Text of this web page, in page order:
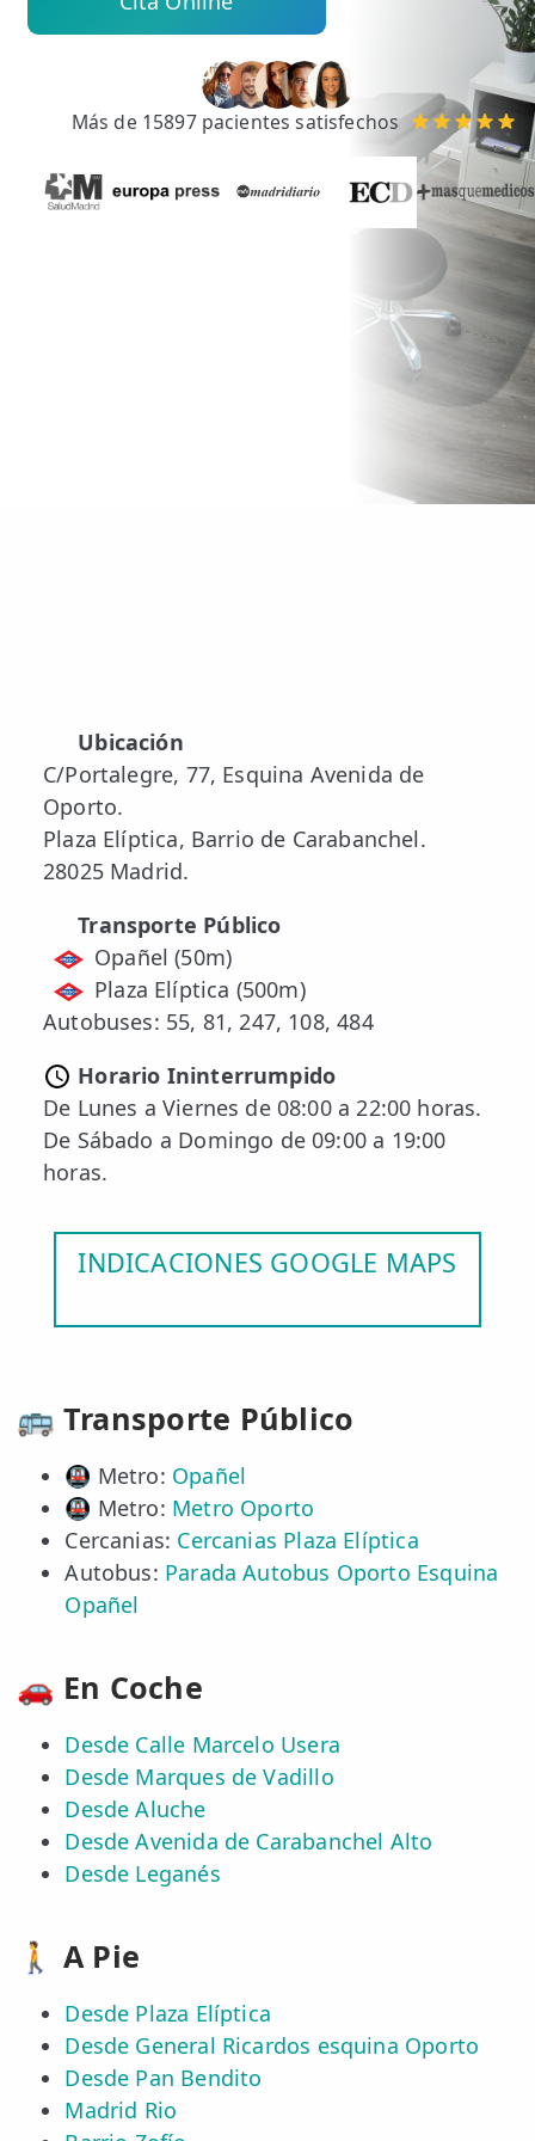
💆‍♀️ Tratamientos
📅 Pedir Cita
📰 Blog
🛍️ Tienda Productos Fisioterapia
🎁 Tarjetas Regalo
🛒 Carrito
❤️ Ofertas
CONTACTO
☎️ 91 005 23 63
ESPECIALIDADES
🩻 Fisioterapia Traumatológica
🦴 Osteopatía
🏅 Fisioterapia Deportiva
🧍 Fisioterapia Vestibular
🫁 Fisioterapia Respiratoria
👶 Fisioterapia Pediátrica
✅ Punción Seca
✅ Ondas de Choque
✅ EPTE - EPI
ESTÉTICA
✨ Fisioestética
✨ Radiofrecuencia INDIBA
✨ Presoterapia
✨ Cicatrices y Estrías
Más de 15897 pacientes satisfechos
Ubicación
C/Portalegre, 77, Esquina Avenida de
Oporto.
Plaza Elíptica, Barrio de Carabanchel.
28025 Madrid.
Transporte Público
Opañel (50m)
Plaza Elíptica (500m)
Autobuses: 55, 81, 247, 108, 484
Horario Ininterrumpido
De Lunes a Viernes de 08:00 a 22:00 horas.
De Sábado a Domingo de 09:00 a 19:00
horas.
INDICACIONES GOOGLE MAPS
🚌 Transporte Público
🚇 Metro: Opañel
🚇 Metro: Metro Oporto
Cercanias: Cercanias Plaza Elíptica
Autobus: Parada Autobus Oporto Esquina
Opañel
🚗 En Coche
Desde Calle Marcelo Usera
Desde Marques de Vadillo
Desde Aluche
Desde Avenida de Carabanchel Alto
Desde Leganés
🚶 A Pie
Desde Plaza Elíptica
Desde General Ricardos esquina Oporto
Desde Pan Bendito
Madrid Rio